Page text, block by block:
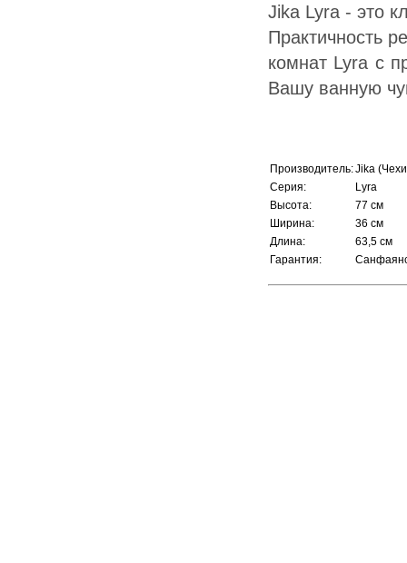
Jika Lyra - это
Практичность
комнат Lyra с
Вашу ванную
Производитель:Jika
Серия:
Lyra
Высота:
77 см
Ширина:
36 см
Длина:
63,5 см
Гарантия: